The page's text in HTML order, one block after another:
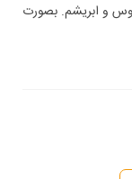
و ابریشم. بصورت